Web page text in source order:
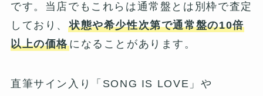
です。当店でもこれらは通常盤とは別枠で査定
しており、 状態や希少性次第で通常盤の10倍
以上の価格になることがあります。
直筆サイン入り「SONG IS LOVE」や